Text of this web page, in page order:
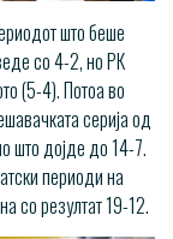
што беше
со 4-2, но РК
(5-4). Потоа во
серија од
што дојде до 14-7.
периоди на
со резултат 19-12.